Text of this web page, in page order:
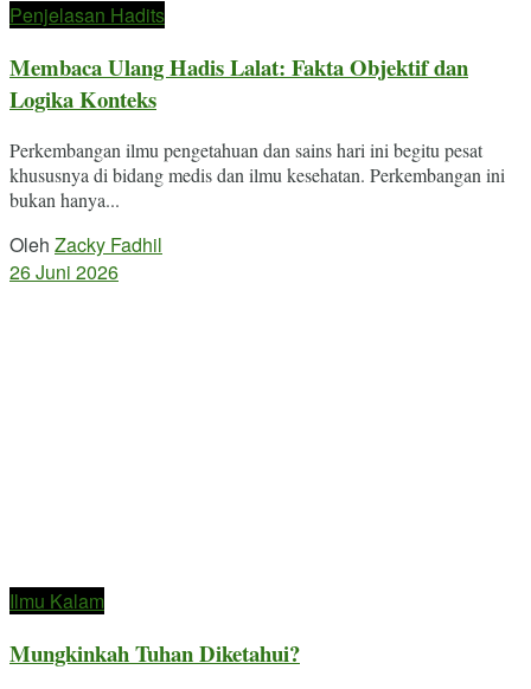
Penjelasan Hadits
Membaca Ulang Hadis Lalat: Fakta Objektif dan
Logika Konteks
Perkembangan ilmu pengetahuan dan sains hari ini begitu pesat
khususnya di bidang medis dan ilmu kesehatan. Perkembangan ini
bukan hanya...
Oleh Zacky Fadhil
26 Juni 2026
Ilmu Kalam
Mungkinkah Tuhan Diketahui?